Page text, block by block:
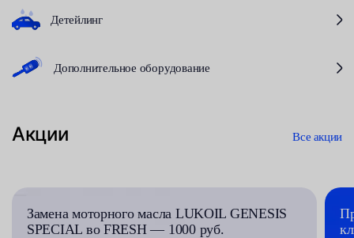
Детейлинг
Дополнительное оборудование
Акции Все акции
Замена моторного масла LUKOIL GENESIS
SPECIAL во FRESH — 1000 руб.